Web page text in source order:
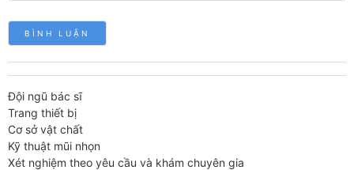
Đội ngũ bác sĩ
Trang thiết bị
Cơ sở vật chất
Kỹ thuật mũi nhọn
Xét nghiệm theo yêu cầu và khám chuyên gia